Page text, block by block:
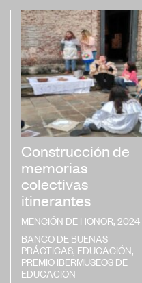
Construcción de
memorias
colectivas
itinerantes
MENCIÓN DE HONOR, 2024
BANCO DE BUENAS
PRÁCTICAS, EDUCACIÓN,
PREMIO IBERMUSEOS DE
EDUCACIÓN